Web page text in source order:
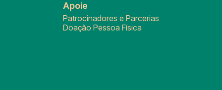
Apoie
Patrocinadores e Parcerias
Doação Pessoa Física